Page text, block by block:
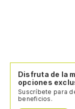
Disfruta de la
opciones
Suscríbete para
beneficios.